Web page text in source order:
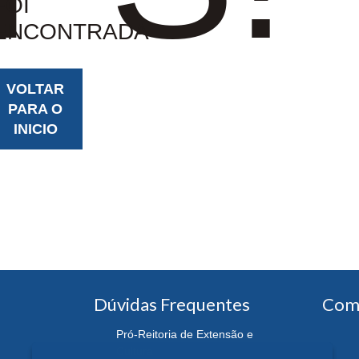
VOLTAR
PARA O
INICIO
Dúvidas Frequentes
Pró-Reitoria de Extensão e